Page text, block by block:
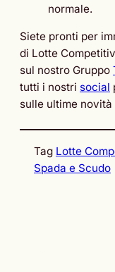
normale.
Siete pronti per
di Lotte
sul nostro Gruppo
tutti i nostri social
sulle ultime
Tag Lotte
Spada e Scudo